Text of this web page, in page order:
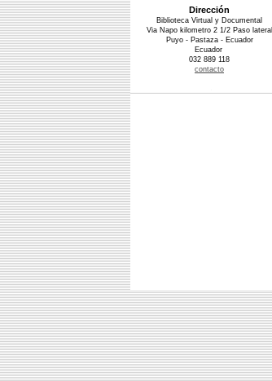
Dirección
Biblioteca Virtual y Documental
Via Napo kilometro 2 1/2 Paso lateral
Puyo - Pastaza - Ecuador
Ecuador
032 889 118
contacto